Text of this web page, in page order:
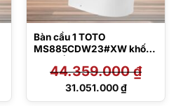
Bàn cầu 1 TOTO
MS885CDW23#XW khối
TCF47360GAA
44.359.000₫
Giá
31.051.000₫
Giá